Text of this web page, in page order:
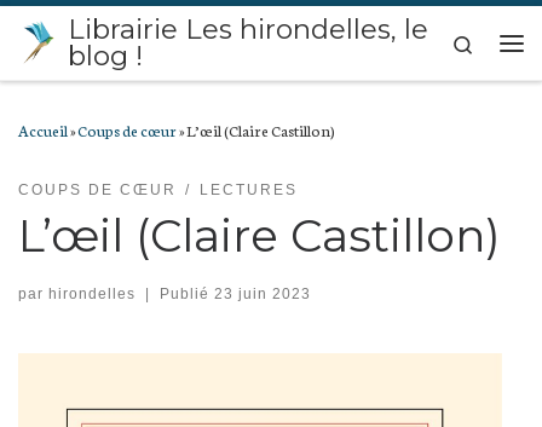
Passer au contenu
Librairie Les hirondelles, le
blog !
Search
Accueil»Coups de cœur»L’œil (Claire Castillon)
COUPS DE CŒUR LECTURES
L’œil (Claire Castillon)
par hirondelles | Publié 23 juin 2023